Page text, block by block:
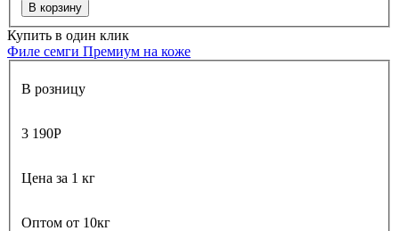
В корзину
Купить в один клик
Филе семги Премиум на коже
В розницу
3 190Р
Цена за 1 кг
Оптом от 10кг